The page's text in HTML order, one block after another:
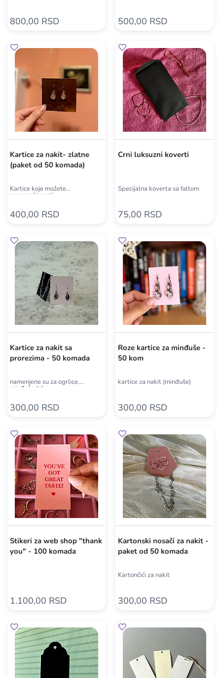
800,00 RSD 500,00 RSD
Kartice za nakit- zlatne
(paket od 50 komada)
Kartice koje možete
personalizovati
400,00 RSD
Crni luksuzni koverti
Specijalna koverta sa faltom
75,00 RSD
Kartice za nakit sa
prorezima - 50 komada
namenjene su za ogrlice,
minđuše itd.
300,00 RSD
Roze kartice za minđuše -
50 kom
kartice za nakit (minđuše)
300,00 RSD
Stikeri za web shop "thank
you" - 100 komada
1.100,00 RSD
Kartonski nosači za nakit -
paket od 50 komada
Kartončići za nakit
300,00 RSD